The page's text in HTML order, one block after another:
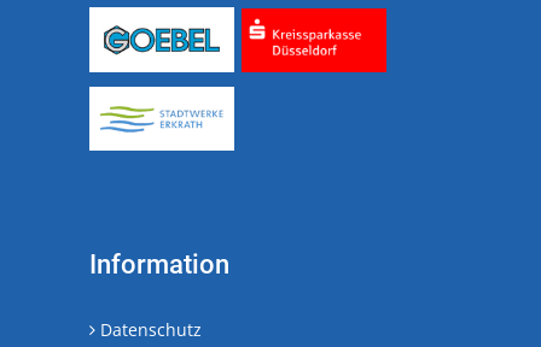
Information
Datenschutz